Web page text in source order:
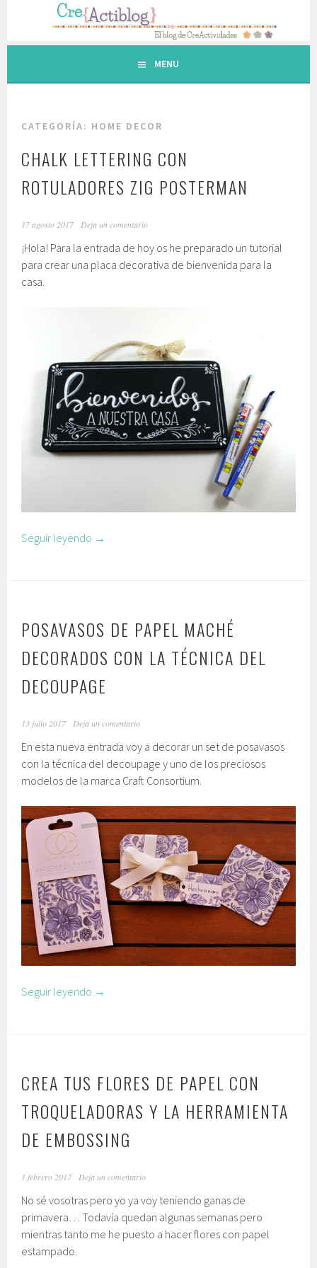
contenido.
MENU
CATEGORÍA: HOME DECOR
CHALK LETTERING CON
ROTULADORES ZIG POSTERMAN
17 agosto 2017 Deja un comentario
¡Hola! Para la entrada de hoy os he preparado un tutorial
para crear una placa decorativa de bienvenida para la
casa.
Seguir leyendo →
POSAVASOS DE PAPEL MACHÉ
DECORADOS CON LA TÉCNICA DEL
DECOUPAGE
13 julio 2017 Deja un comentario
En esta nueva entrada voy a decorar un set de posavasos
con la técnica del decoupage y uno de los preciosos
modelos de la marca Craft Consortium.
Seguir leyendo →
CREA TUS FLORES DE PAPEL CON
TROQUELADORAS Y LA HERRAMIENTA
DE EMBOSSING
1 febrero 2017 Deja un comentario
No sé vosotras pero yo ya voy teniendo ganas de
primavera… Todavía quedan algunas semanas pero
mientras tanto me he puesto a hacer flores con papel
estampado.